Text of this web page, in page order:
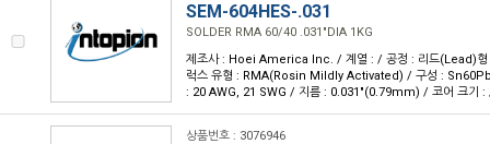
SEM-604HES-.031
SOLDER RMA 60/40 .031"DIA 1KG
제조사 : Hoei America Inc. / 계열 : / 공정 : 리드(Lead)형
럭스 유형 : RMA(Rosin Mildly Activated) / 구성 :
: 20 AWG, 21 SWG / 지름 : 0.031"(0.79mm) / 코어 크기 :
상품번호 : 3076946